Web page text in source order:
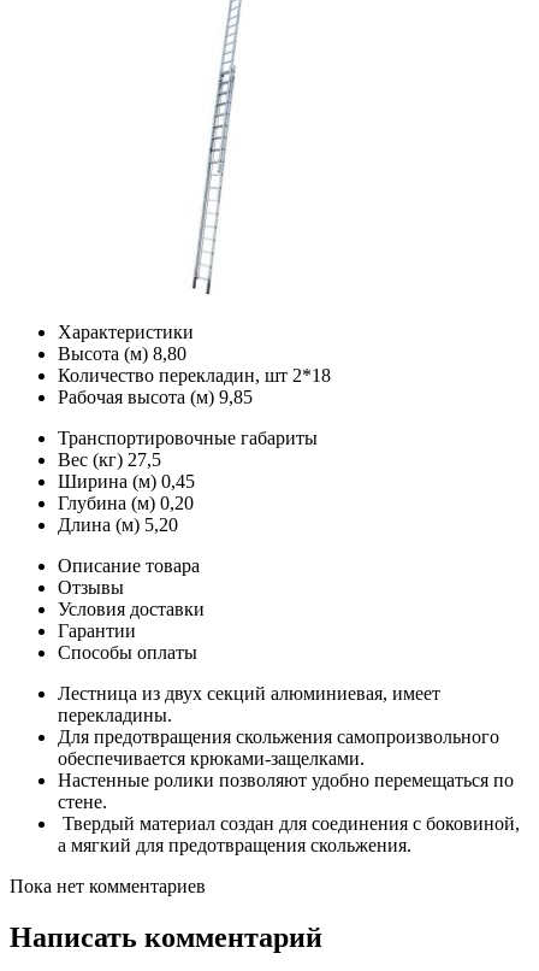
Характеристики
Высота (м) 8,80
Количество перекладин, шт 2*18
Рабочая высота (м) 9,85
Транспортировочные габариты
Вес (кг) 27,5
Ширина (м) 0,45
Глубина (м) 0,20
Длина (м) 5,20
Описание товара
Отзывы
Условия доставки
Гарантии
Способы оплаты
Лестница из двух секций алюминиевая, имеет
перекладины.
Для предотвращения скольжения самопроизвольного
обеспечивается крюками-защелками.
Настенные ролики позволяют удобно перемещаться по
стене.
Твердый материал создан для соединения с боковиной,
а мягкий для предотвращения скольжения.
Пока нет комментариев
Написать комментарий